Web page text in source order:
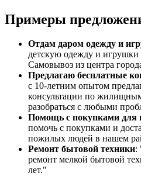
Примеры
Отдам даром одежду и
детскую одежду и игрушки
Самовывоз из центра
Предлагаю бесплатные
с 10-летним опытом
консультации по
разобраться с любыми
Помощь с покупками для
помочь с покупками и
пожилых людей в нашем
Ремонт бытовой техники:
ремонт мелкой бытовой
лет."